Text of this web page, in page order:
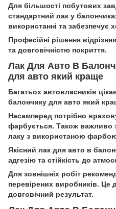
Для більшості побутових
стандартний лак у
використанні та забезпечує
Професійні рішення
та довговічністю покриття.
Лак Для Авто В
для авто який краще
Багатьох автовласників
балончику для авто який
Насамперед потрібно
фарбується. Також важливо
лаку з використаною
Якісний лак для авто в
адгезію та стійкість до
Для зовнішніх робіт
перевірених виробників.
довговічний результат.